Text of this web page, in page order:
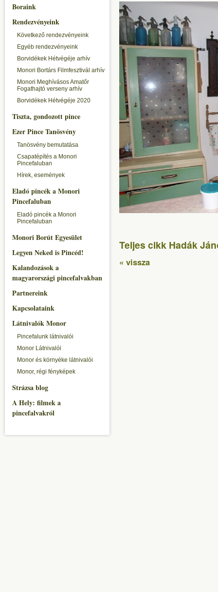
Boraink
Rendezvényeink
Következő rendezvényeink
Egyéb rendezvényeink
Borvidékek Hétvégéje arhív
Monori Bortárs Filmfesztivál arhív
Monori Meghívásos Amatőr
Fogathajtó verseny arhív
Borvidékek Hétvégéje 2020
Tiszta, gondozott pince
Ezer Pince Tanösvény
Tanösvény bemutatása
Csapatépítés a Monori
Pincefaluban
Hírek, események
Eladó pincék a Monori
Pincefaluban
Eladó pincék a Monori
Pincefaluban
Monori Borút Egyesület
Legyen Neked is Pincéd!
Kalandozások a
magyarországi pincefalvakban
Partnereink
Kapcsolataink
Látnivalók Monor
Pincefalunk látnivalói
Monor Látnivalói
Monor és környéke látnivalói
Monor, régi fényképek
Strázsa blog
A Hely: filmek a
pincefalvakról
Teljes cikk Hadák
« vissza